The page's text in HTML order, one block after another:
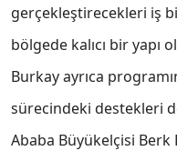
gerçekleştirecekleri iş
bölgede kalıcı bir yapı
Burkay ayrıca
sürecindeki destekleri
Ababa Büyükelçisi